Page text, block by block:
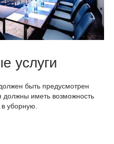
услуги
быть предусмотрен
должны иметь возможность
уборную.